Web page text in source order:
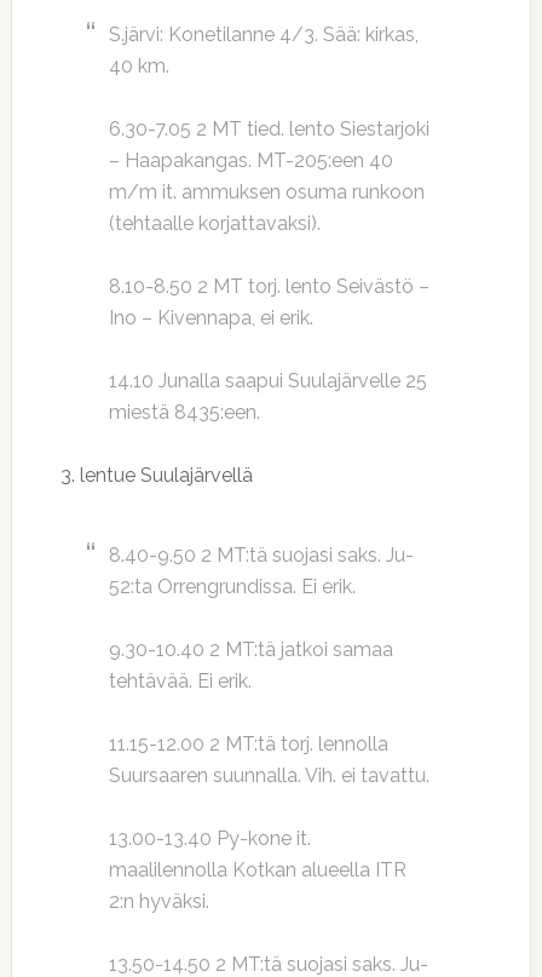
S.järvi: Konetilanne 4/3. Sää: kirkas,
40 km.
6.30-7.05 2 MT tied. lento Siestarjoki
– Haapakangas. MT-205:een 40
m/m it. ammuksen osuma runkoon
(tehtaalle korjattavaksi).
8.10-8.50 2 MT torj. lento Seivästö –
Ino – Kivennapa, ei erik.
14.10 Junalla saapui Suulajärvelle 25
miestä 8435:een.
3. lentue Suulajärvellä
8.40-9.50 2 MT:tä suojasi saks. Ju-
52:ta Orrengrundissa. Ei erik.
9.30-10.40 2 MT:tä jatkoi samaa
tehtävää. Ei erik.
11.15-12.00 2 MT:tä torj. lennolla
Suursaaren suunnalla. Vih. ei tavattu.
13.00-13.40 Py-kone it.
maalilennolla Kotkan alueella ITR
2:n hyväksi.
13.50-14.50 2 MT:tä suojasi saks. Ju-